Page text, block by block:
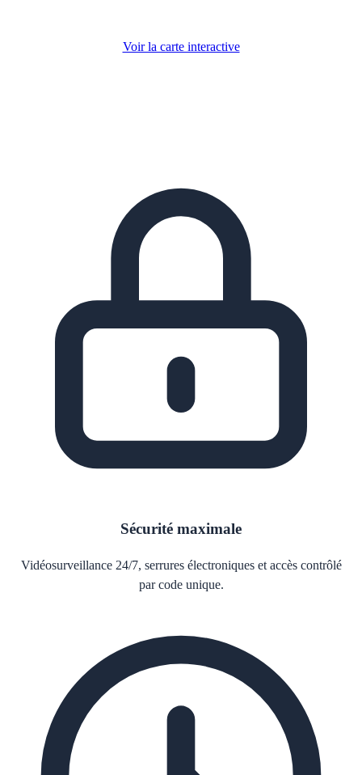
Voir la carte interactive
Sécurité maximale
Vidéosurveillance 24/7, serrures électroniques et accès contrôlé
par code unique.